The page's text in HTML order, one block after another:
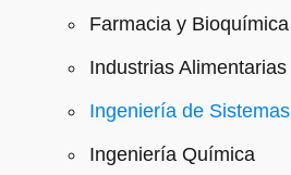
Farmacia y Bioquímica
Industrias Alimentarias
Ingeniería de Sistemas
Ingeniería Química